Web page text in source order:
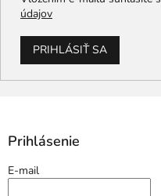
údajov
PRIHLÁSIŤ SA
Prihlásenie
E-mail